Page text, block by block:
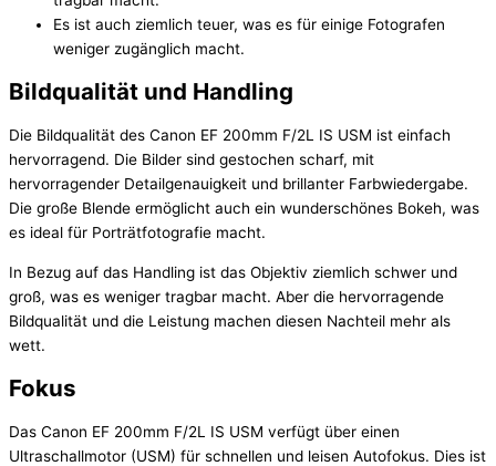
Es ist auch ziemlich teuer, was es für einige Fotografen
weniger zugänglich macht.
Bildqualität und Handling
Die Bildqualität des Canon EF 200mm F/2L IS USM ist einfach
hervorragend. Die Bilder sind gestochen scharf, mit
hervorragender Detailgenauigkeit und brillanter Farbwiedergabe.
Die große Blende ermöglicht auch ein wunderschönes Bokeh, was
es ideal für Porträtfotografie macht.
In Bezug auf das Handling ist das Objektiv ziemlich schwer und
groß, was es weniger tragbar macht. Aber die hervorragende
Bildqualität und die Leistung machen diesen Nachteil mehr als
wett.
Fokus
Das Canon EF 200mm F/2L IS USM verfügt über einen
Ultraschallmotor (USM) für schnellen und leisen Autofokus. Dies ist